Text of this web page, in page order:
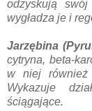
odzyskują
wygładza je i
Jarzębina
cytryna, beta-
w niej
Wykazuje
ściągające.